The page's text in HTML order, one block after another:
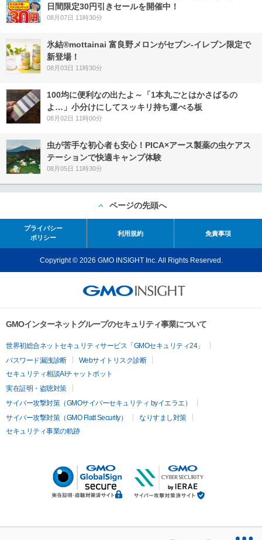
日間限定30円引きセールを開催中！
08月07日 11時30分
氷結®mottainai 富良野メロンがセブン‐イレブン限定で
新登場！
08月03日 11時30分
100均に便利なの出たよ～「1本丸ごとはかさばるの
よ…」小分けにしてスッキリ持ち運べる板
08月02日 11時00分
虫が苦手な初心者も安心！PICA×アース製薬の虫ケアス
テーションで快適キャンプ体験
08月05日 11時30分
ページの先頭へ
プライバシー
ポリシー
利用規約 免責事項
Copyright © 2026 GMO INSIGHT Inc. All Rights Reserved.
GMOインターネットグループのセキュリティ事業について
世界初総合ネットセキュリティサービス「GMOセキュリティ24」
パスワード漏洩診断
Webサイトリスク診断
セキュリティ相談AIチャットボット
実在証明・盗聴対策
サイバー攻撃対策（GMOサイバーセキュリティ byイエラエ）
サイバー攻撃対策（GMO Flatt Security）
なりすまし対策
セキュリティ事業の軌跡